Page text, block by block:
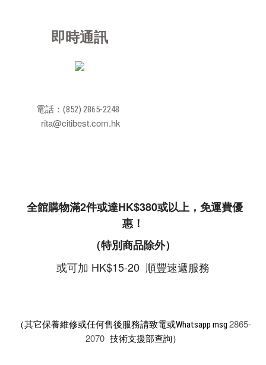
即時通訊
電話：(852) 2865-2248
rita@citibest.com.hk
全館購物滿2件或達HK$380或以上，免運費優
惠！
（特別商品除外）
或可加 HK$15-20 順豐速遞服務
（其它保養維修或任何售後服務請致電或Whatsapp msg 2865-
2070 技術支援部查詢）